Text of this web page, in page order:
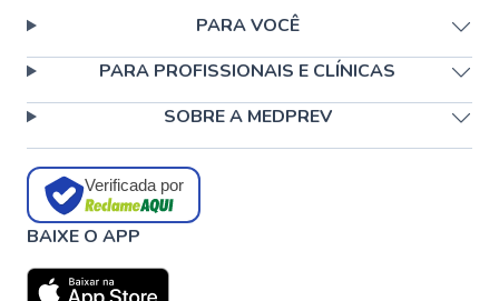
PARA VOCÊ
PARA PROFISSIONAIS E CLÍNICAS
SOBRE A MEDPREV
Verificada por
BAIXE O APP